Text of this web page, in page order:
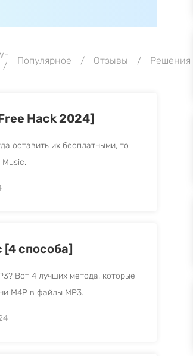
Популярное Отзывы Решения
Hack 2024]
оставить их бесплатными, то
[4 способа]
Вот 4 лучших метода, которые
M4P в файлы MP3.